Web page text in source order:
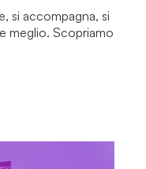
si accompagna, si
meglio. Scopriamo